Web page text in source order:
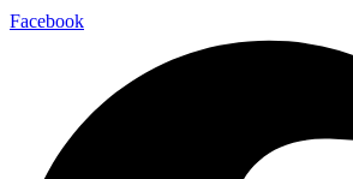
Facebook